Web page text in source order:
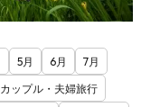
5月 6月
7月
カップル・夫婦旅行